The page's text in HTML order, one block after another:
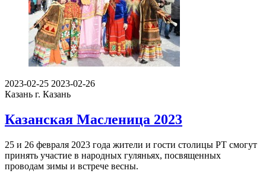
2023-02-25 2023-02-26
Казань г. Казань
Казанская Масленица 2023
25 и 26 февраля 2023 года жители и гости столицы РТ смогут
принять участие в народных гуляньях, посвященных
проводам зимы и встрече весны.